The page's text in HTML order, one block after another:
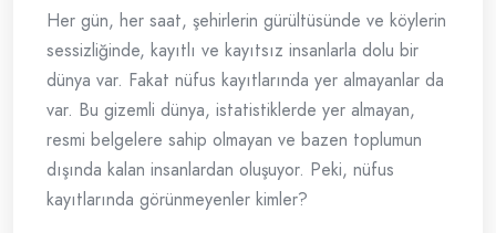
Her gün, her saat, şehirlerin gürültüsünde ve köylerin
sessizliğinde, kayıtlı ve kayıtsız insanlarla dolu bir
dünya var. Fakat nüfus kayıtlarında yer almayanlar da
var. Bu gizemli dünya, istatistiklerde yer almayan,
resmi belgelere sahip olmayan ve bazen toplumun
dışında kalan insanlardan oluşuyor. Peki, nüfus
kayıtlarında görünmeyenler kimler?